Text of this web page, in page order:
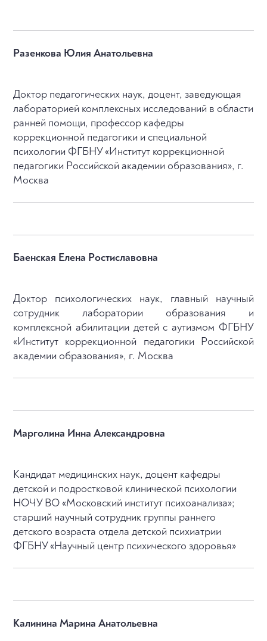
Разенкова Юлия Анатольевна
Доктор педагогических наук, доцент, заведующая
лабораторией комплексных исследований в области
ранней помощи, профессор кафедры
коррекционной педагогики и специальной
психологии ФГБНУ «Институт коррекционной
педагогики Российской академии образования», г.
Москва
Баенская Елена Ростиславовна
Доктор психологических наук, главный научный
сотрудник лаборатории образования и
комплексной абилитации детей с аутизмом ФГБНУ
«Институт коррекционной педагогики Российской
академии образования», г. Москва
Марголина Инна Александровна
Кандидат медицинских наук, доцент кафедры
детской и подростковой клинической психологии
НОЧУ ВО «Московский институт психоанализа»;
старший научный сотрудник группы раннего
детского возраста отдела детской психиатрии
ФГБНУ «Научный центр психического здоровья»
Калинина Марина Анатольевна